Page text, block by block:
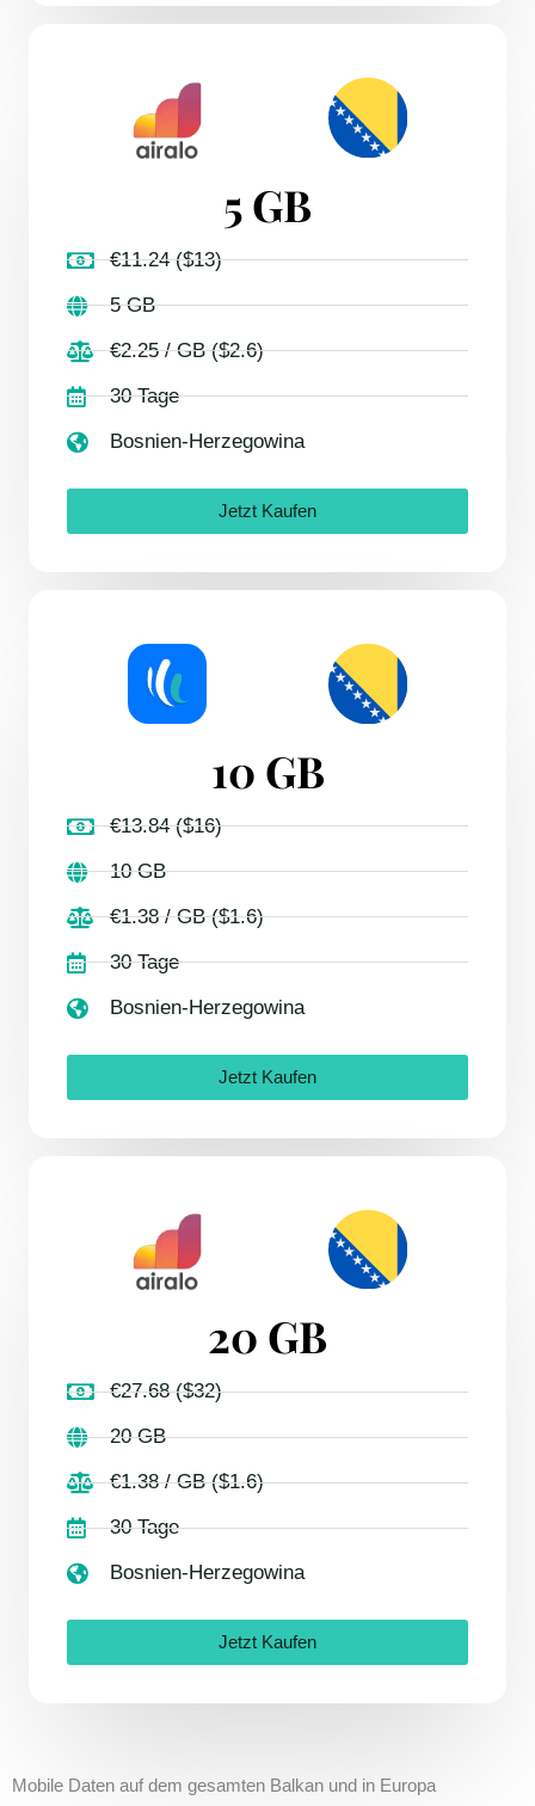
5 GB
€11.24 ($13)
5 GB
€2.25 / GB ($2.6)
30 Tage
Bosnien-Herzegowina
Jetzt Kaufen
10 GB
€13.84 ($16)
10 GB
€1.38 / GB ($1.6)
30 Tage
Bosnien-Herzegowina
Jetzt Kaufen
20 GB
€27.68 ($32)
20 GB
€1.38 / GB ($1.6)
30 Tage
Bosnien-Herzegowina
Jetzt Kaufen
Mobile Daten auf dem gesamten Balkan und in Europa